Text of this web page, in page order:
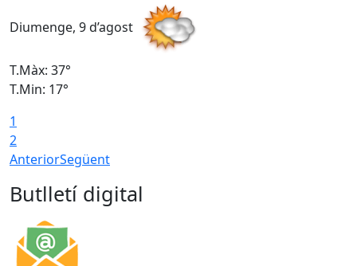
Diumenge, 9 d’agost
T.Màx: 37°
T.Min: 17°
1
2
AnteriorSegüent
Butlletí digital